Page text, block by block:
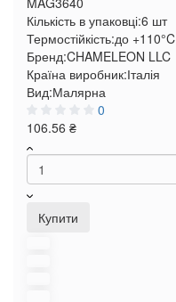
Кількість в упаковці:6 шт
Термостійкість:до +110°C
Бренд:CHAMELEON LLC
Країна виробник:Італія
Вид:Малярна
0
106.56 ₴
Купити